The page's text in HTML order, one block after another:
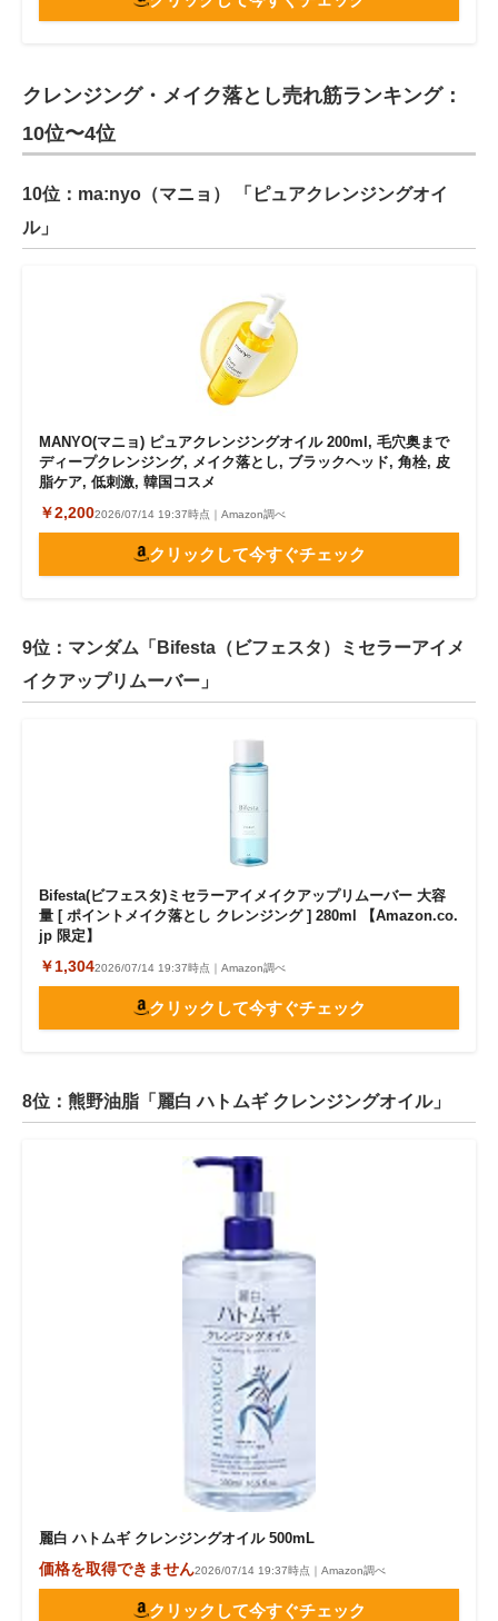
クレンジング・メイク落とし売れ筋ランキング：
10位〜4位
10位：ma:nyo（マニョ） 「ピュアクレンジングオイ
ル」
MANYO(マニョ) ピュアクレンジングオイル 200ml, 毛穴奥まで
ディープクレンジング, メイク落とし, ブラックヘッド, 角栓, 皮
脂ケア, 低刺激, 韓国コスメ
￥2,2002026/07/14 19:37時点｜Amazon調べ
クリックして今すぐチェック
9位：マンダム「Bifesta（ビフェスタ）ミセラーアイメ
イクアップリムーバー」
Bifesta(ビフェスタ)ミセラーアイメイクアップリムーバー 大容
量 [ ポイントメイク落とし クレンジング ] 280ml 【Amazon.co.
jp 限定】
￥1,3042026/07/14 19:37時点｜Amazon調べ
クリックして今すぐチェック
8位：熊野油脂「麗白 ハトムギ クレンジングオイル」
麗白 ハトムギ クレンジングオイル 500mL
価格を取得できません2026/07/14 19:37時点｜Amazon調べ
クリックして今すぐチェック